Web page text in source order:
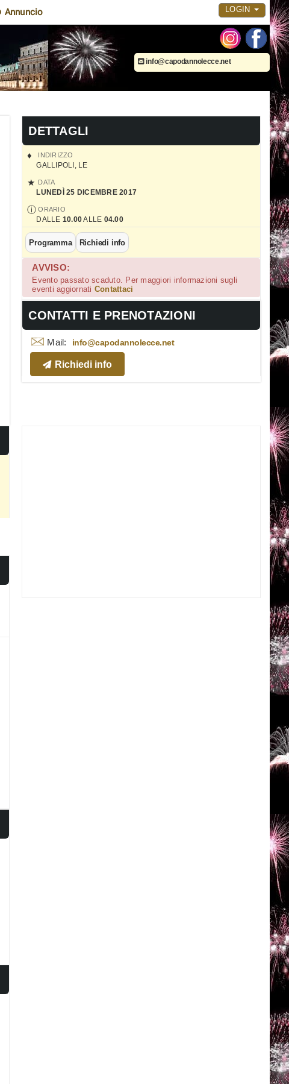
Annuncio LOGIN
info@capodannolecce.net
DETTAGLI
INDIRIZZO
GALLIPOLI , LE
DATA
LUNEDÌ 25 DICEMBRE 2017
ORARIO
DALLE 10.00ALLE 04.00
Programma Richiedi info
AVVISO:
Evento passato scaduto. Per maggiori informazioni sugli
eventi aggiornati Contattaci
CONTATTI E PRENOTAZIONI
Mail: info@capodannolecce.net
Richiedi info